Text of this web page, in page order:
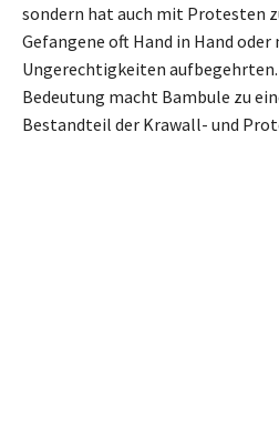
sondern hat auch mit Protesten
Gefangene oft Hand in Hand
Ungerechtigkeiten
Bedeutung macht Bambule zu
Bestandteil der Krawall- und